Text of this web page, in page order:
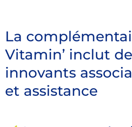
La
Vitamin’ inclut
innovants
et assistance